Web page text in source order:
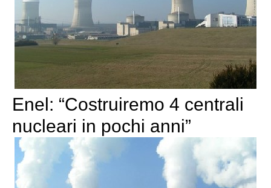
Enel: “Costruiremo 4 centrali
nucleari in pochi anni”